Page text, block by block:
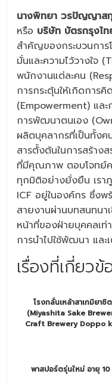
นางพิทยา วรปัญญาสกุ
หรือ บริษัท บัตรกรุงไ
สำคัญของกระบวนการ
มั่นและความไว้วางใจ
พนักงานแต่ละคน
การกระตุ้นให้เกิดการ
(Empowerment) และ
การพัฒนาตนเอง
ผลิตบุคลากรที่เป็นทั้งค
สารตั้งต้นในการสร้า
ที่มีคุณภาพ ตอบโจทย์ค
ทุกมิติอย่างยั่งยืน เรา
ICF อยู่ในองค์กร ซึ่งพ
สายงานผ่านบทสนทนา
หน้าที่ของฝ่ายบุคคลเท่
การนำไปใช้พัฒนา และ
เรื่องที่เกี่ยวข้
โรงกลั่นเหล้าสาเกมิยาชิต
(Miyashita Sake
Craft Brewery Doppo
พาสปอร์ตรุ่นใหม่ อายุ